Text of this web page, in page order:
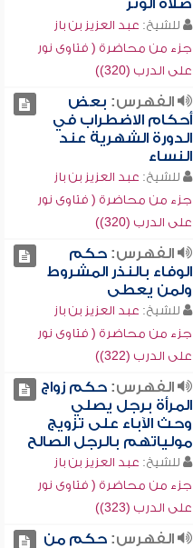
صلاة الوتر
للشيخ: عبد العزيز بن باز
جزء من محاضرة ( فتاوى نور
على الدرب (320))
الفهرس: بعض
أحكام الاضطراب في
الدورة الشهرية عند
النساء
للشيخ: عبد العزيز بن باز
جزء من محاضرة ( فتاوى نور
على الدرب (320))
الفهرس:حكم
الوفاء بالنذر المشروط
ولمن يعطى
للشيخ: عبد العزيز بن باز
جزء من محاضرة ( فتاوى نور
على الدرب (322))
الفهرس:حكم زواج
المرأة برجل يصلي
وحث الآباء على تزويج
مولياتهم بالرجل الصالح
للشيخ: عبد العزيز بن باز
جزء من محاضرة ( فتاوى نور
على الدرب (323))
الفهرس:حكم من